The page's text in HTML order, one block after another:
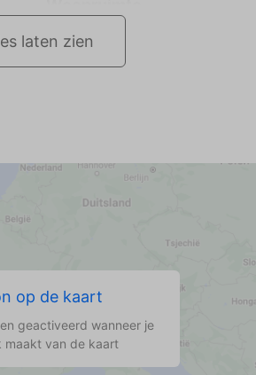
laten zien
op de kaart
geactiveerd wanneer je
maakt van de kaart